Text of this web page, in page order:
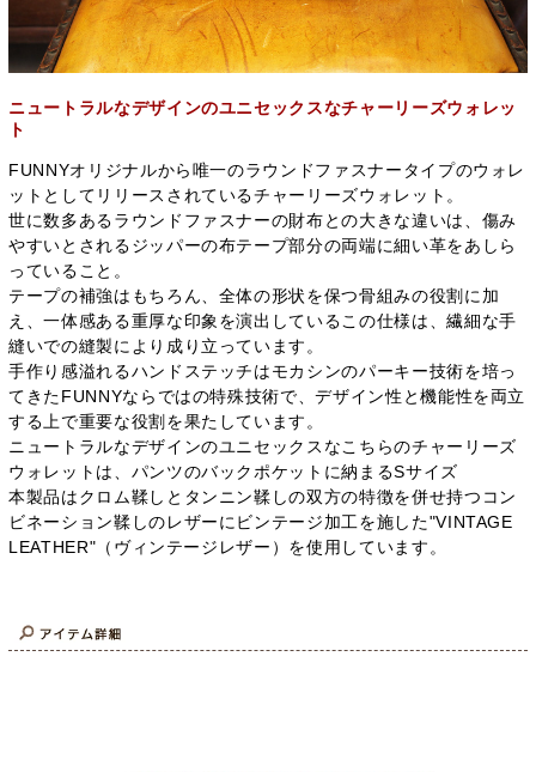
ニュートラルなデザインのユニセックスなチャーリーズウォレッ
ト
FUNNYオリジナルから唯一のラウンドファスナータイプのウォレ
ットとしてリリースされているチャーリーズウォレット。
世に数多あるラウンドファスナーの財布との大きな違いは、傷み
やすいとされるジッパーの布テープ部分の両端に細い革をあしら
っていること。
テープの補強はもちろん、全体の形状を保つ骨組みの役割に加
え、一体感ある重厚な印象を演出しているこの仕様は、繊細な手
縫いでの縫製により成り立っています。
手作り感溢れるハンドステッチはモカシンのパーキー技術を培っ
てきたFUNNYならではの特殊技術で、デザイン性と機能性を両立
する上で重要な役割を果たしています。
ニュートラルなデザインのユニセックスなこちらのチャーリーズ
ウォレットは、パンツのバックポケットに納まるSサイズ
本製品はクロム鞣しとタンニン鞣しの双方の特徴を併せ持つコン
ビネーション鞣しのレザーにビンテージ加工を施した"VINTAGE
LEATHER"（ヴィンテージレザー）を使用しています。